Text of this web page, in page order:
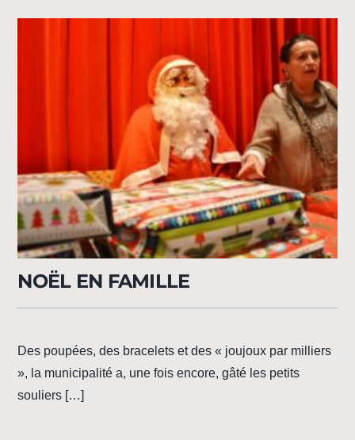
NOËL EN FAMILLE
Des poupées, des bracelets et des « joujoux par milliers
», la municipalité a, une fois encore, gâté les petits
souliers […]